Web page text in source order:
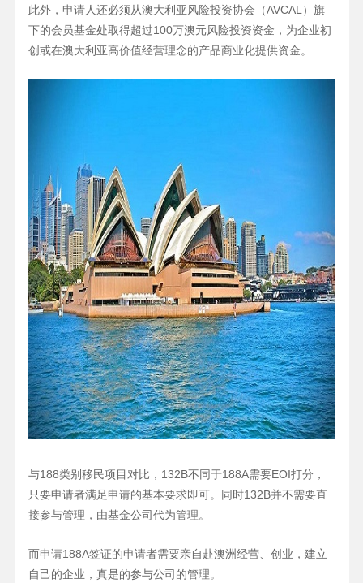
此外，申请人还必须从澳大利亚风险投资协会（AVCAL）旗
下的会员基金处取得超过100万澳元风险投资资金，为企业初
创或在澳大利亚高价值经营理念的产品商业化提供资金。
与188类别移民项目对比，132B不同于188A需要EOI打分，
只要申请者满足申请的基本要求即可。同时132B并不需要直
接参与管理，由基金公司代为管理。
而申请188A签证的申请者需要亲自赴澳洲经营、创业，建立
自己的企业，真是的参与公司的管理。